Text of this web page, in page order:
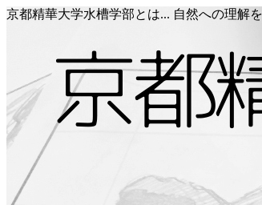
京都精華大学水槽学部とは... 自然への理解